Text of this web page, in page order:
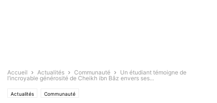
Accueil Actualités Communauté
Un étudiant témoigne de
l’incroyable générosité de Cheikh ibn Bâz envers ses...
Actualités Communauté